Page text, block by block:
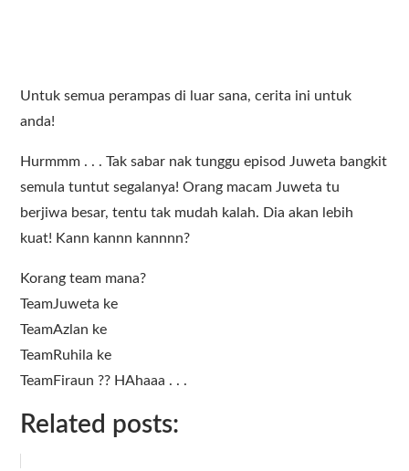
Untuk semua perampas di luar sana, cerita ini untuk
anda!
Hurmmm . . . Tak sabar nak tunggu episod Juweta bangkit
semula tuntut segalanya! Orang macam Juweta tu
berjiwa besar, tentu tak mudah kalah. Dia akan lebih
kuat! Kann kannn kannnn?
Korang team mana?
TeamJuweta ke
TeamAzlan ke
TeamRuhila ke
TeamFiraun ?? HAhaaa . . .
Related posts: